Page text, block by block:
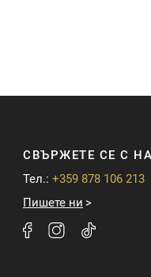
СВЪРЖЕТЕ СЕ С
Тел.: +359 878 106 213
Пишете ни